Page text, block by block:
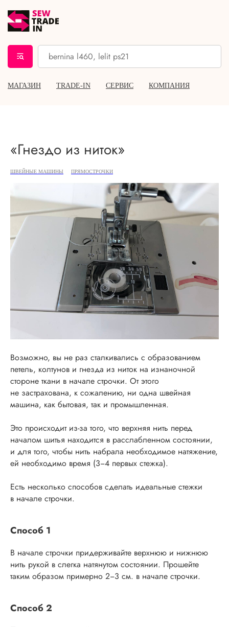
МАГАЗИН TRADE-IN СЕРВИС КОМПАНИЯ
«Гнездо из ниток»
ШВЕЙНЫЕ МАШИНЫ ПРЯМОСТРОЧКИ
Возможно, вы не раз сталкивались с образованием
петель, колтунов и гнезда из ниток на изнаночной
стороне ткани в начале строчки. От этого
не застрахована, к сожалению, ни одна швейная
машина, как бытовая, так и промышленная.
Это происходит из-за того, что верхняя нить перед
началом шитья находится в расслабленном состоянии,
и для того, чтобы нить набрала необходимое натяжение,
ей необходимо время (3−4 первых стежка).
Есть несколько способов сделать идеальные стежки
в начале строчки.
Способ 1
В начале строчки придерживайте верхнюю и нижнюю
нить рукой в слегка натянутом состоянии. Прошейте
таким образом примерно 2−3 см. в начале строчки.
Способ 2